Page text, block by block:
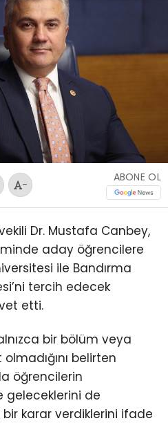
-
ABONE OL
Dr. Mustafa Canbey,
aday öğrencilere
ile Bandırma
tercih edecek
etti.
bir bölüm veya
belirten
öğrencilerin
geleceklerini de
karar verdiklerini ifade